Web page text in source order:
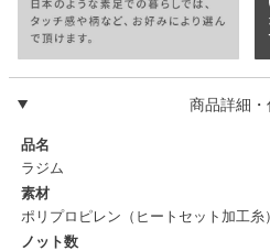
商品詳細・
品名
ラジム
素材
ポリプロピレン（ヒートセット加工糸
ノット数